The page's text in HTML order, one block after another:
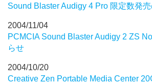
Sound Blaster Audigy 4 Pro 限定数発
2004/11/04
PCMCIA Sound Blaster Audigy 2 ZS
らせ
2004/10/20
Creative Zen Portable Media Center